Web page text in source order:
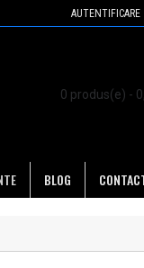
AUTENTIFICARE
0 produs(e) -
BLOG